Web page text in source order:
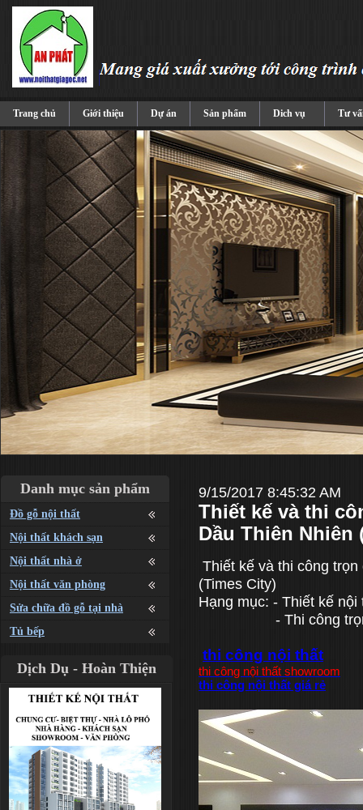
Trang chủ Giới thiệu Dự án Sản phẩm Dich vụ Tư
Danh mục sản phẩm
Đồ gỗ nội thất
Nội thất khách sạn
Nội thất nhà ở
Nội thất văn phòng
Sửa chữa đồ gỗ tại nhà
Tủ bếp
Dịch Dụ - Hoàn Thiện
9/15/2017 8:45:32 AM
Thiết kế và thi
Dầu Thiên Nhiên
Thiết kế và thi công
(Times City)
Hạng mục: - Thiết kế nội
- Thi công trọn
thi công nội thất
thi công nội thất showroom
thi công nội thất giá rẻ